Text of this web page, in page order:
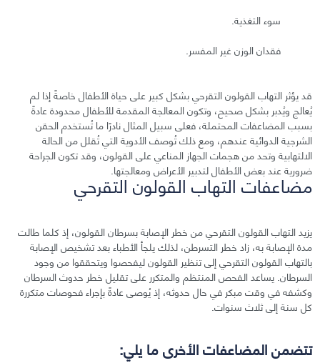
سوء التغذية.
فقدان الوزن غير المفسر.
قد يؤثر التهاب القولون التقرحي بشكل كبير على حياة الأطفال خاصةً إذا لم
يُعالج ويُدبر بشكل صحيح، وتكون المعالجة المقدمة للأطفال محدودة عادةً
بسبب المضاعفات المحتملة، فعلى سبيل المثال نادرًا ما تُستخدم الحقن
الشرجية الدوائية عندهم، ومع ذلك تُوصف الأدوية التي تُقلل من الحالة
الالتهابية وتحد من هجمات الجهاز المناعي على القولون، وقد تكون الجراحة
ضرورية عند بعض الأطفال لتدبير الأعراض ومعالجتها.
مضاعفات التهاب القولون التقرحي
يزيد التهاب القولون التقرحي من خطر الإصابة بسرطان القولون، إذ كلما طالت
مدة الإصابة به، زاد خطر التسرطن، لذلك يلجأ الأطباء بعد تشخيص الإصابة
بالتهاب القولون التقرحي إلى تنظير القولون ليفحصوا ويتحققوا من وجود
السرطان. يساعد الفحص المنتظم والمتكرر على تقليل خطر حدوث السرطان
وكشفه في وقت مبكر في حال حدوثه، إذ يُوصى عادةً بإجراء فحوصات متكررة
كل سنة إلى ثلاث سنوات.
تتضمن المضاعفات الأخرى ما يلي: